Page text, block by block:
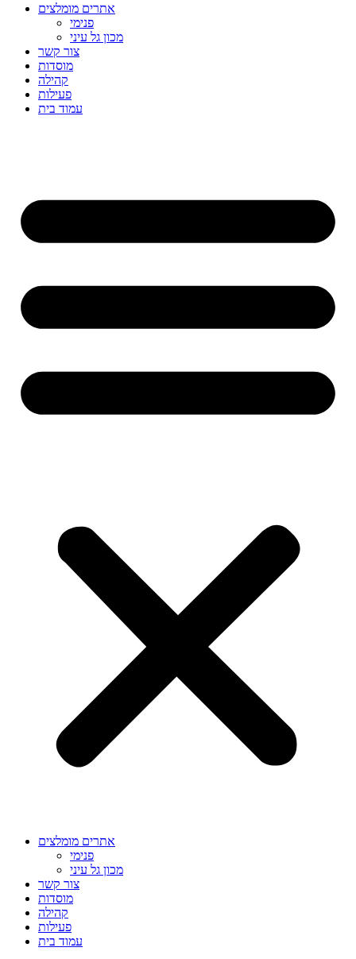
אתרים מומלצים
פנימי
מכון גל עיני
צור קשר
מוסדות
קהילה
פעילות
עמוד בית
אתרים מומלצים
פנימי
מכון גל עיני
צור קשר
מוסדות
קהילה
פעילות
עמוד בית